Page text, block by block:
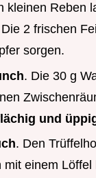
kleinen Reben
2 frischen
sorgen.
. Die 30 g
und
. Den
mit einem Löffel